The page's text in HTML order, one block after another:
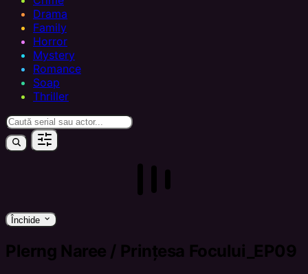
Drama
Family
Horror
Mystery
Romance
Soap
Thriller
Închide keyboard_arrow_down
Plerng Naree / Prințesa Focului_EP09